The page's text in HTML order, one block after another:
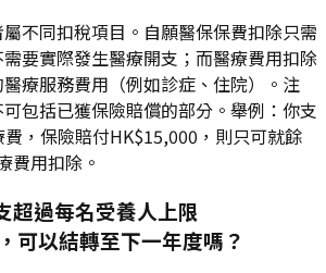
不同扣稅項目。自願醫保保費扣除只需
要實際發生醫療開支；而醫療費用扣除
療服務費用（例如診症、住院）。注
包括已獲保險賠償的部分。舉例：你支
，保險賠付HK$15,000，則只可就餘
費用扣除。
超過每名受養人上限
可以結轉至下一年度嗎？